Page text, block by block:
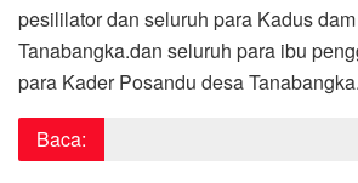
pesililator dan seluruh para Kadus
Tanabangka.dan seluruh para ibu
para Kader Posandu desa Tanabangka.
Baca: